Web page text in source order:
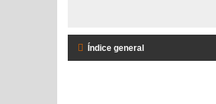
Índice general